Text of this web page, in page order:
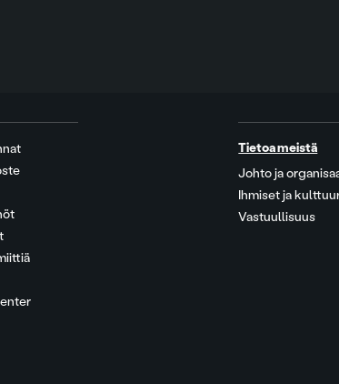
Tietoa meistä
Johto ja
Ihmiset ja
Vastuullisuus